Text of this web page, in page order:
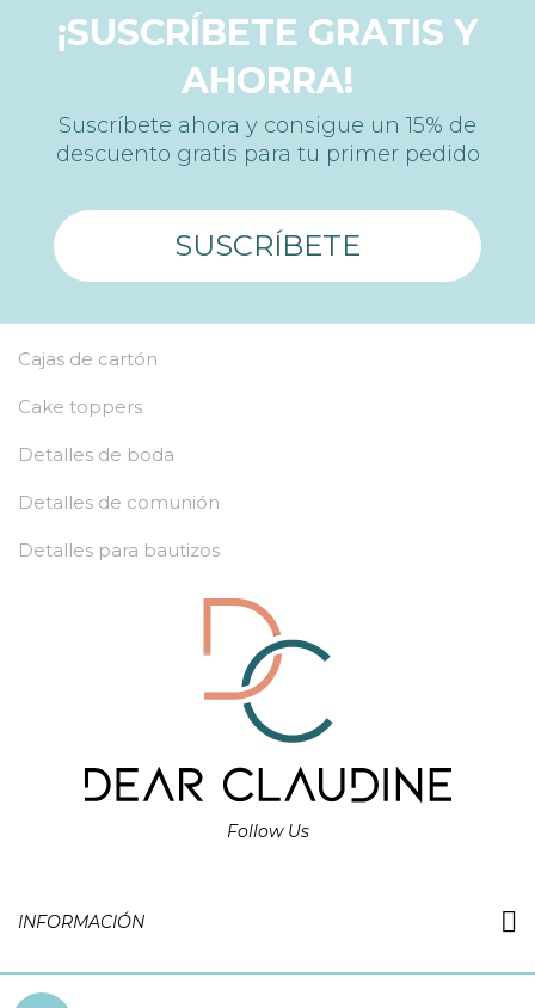
¡SUSCRÍBETE GRATIS Y
AHORRA!
Suscríbete ahora y consigue un 15% de
descuento gratis para tu primer pedido
SUSCRÍBETE
Cajas de cartón
Cake toppers
Detalles de boda
Detalles de comunión
Detalles para bautizos
Follow Us
INFORMACIÓN